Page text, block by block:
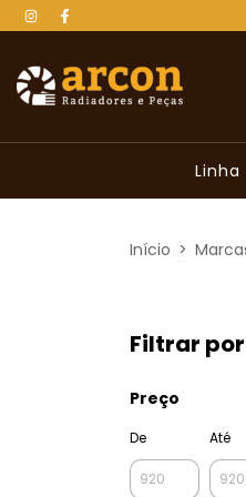
para todo o Brasil
Linha
Início >
Filtrar por
Preço
De Até